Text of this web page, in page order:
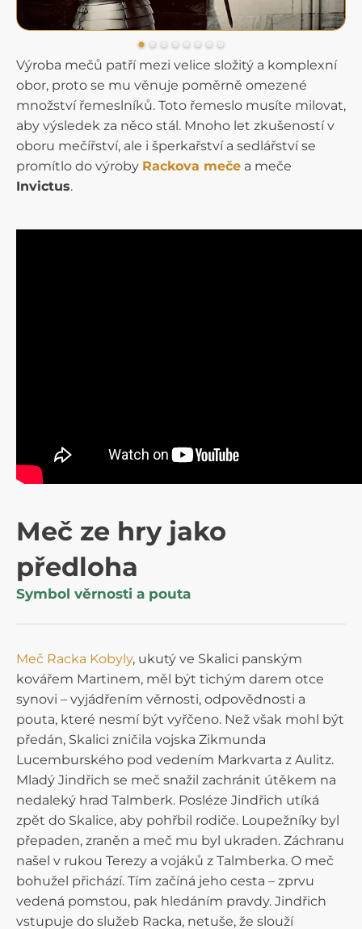
Výroba mečů patří mezi velice složitý a komplexní
obor, proto se mu věnuje poměrně omezené
množství řemeslníků. Toto řemeslo musíte milovat,
aby výsledek za něco stál. Mnoho let zkušeností v
oboru mečířství, ale i šperkařství a sedlářství se
promítlo do výroby Rackova meče a meče
Invictus.
Meč ze hry jako
předloha
Symbol věrnosti a pouta
Meč Racka Kobyly, ukutý ve Skalici panským
kovářem Martinem, měl být tichým darem otce
synovi – vyjádřením věrnosti, odpovědnosti a
pouta, které nesmí být vyřčeno. Než však mohl být
předán, Skalici zničila vojska Zikmunda
Lucemburského pod vedením Markvarta z Aulitz.
Mladý Jindřich se meč snažil zachránit útěkem na
nedaleký hrad Talmberk. Posléze Jindřich utíká
zpět do Skalice, aby pohřbil rodiče. Loupežníky byl
přepaden, zraněn a meč mu byl ukraden. Záchranu
našel v rukou Terezy a vojáků z Talmberka. O meč
bohužel přichází. Tím začíná jeho cesta – zprvu
vedená pomstou, pak hledáním pravdy. Jindřich
vstupuje do služeb Racka, netuše, že slouží